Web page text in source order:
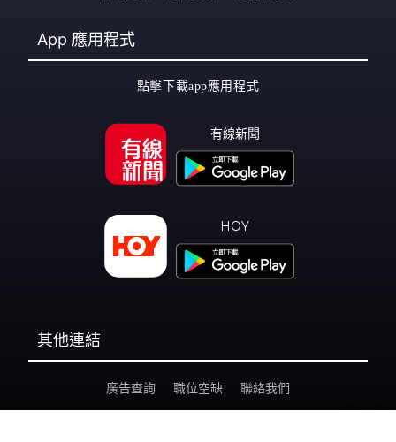
App 應用程式
點擊下載app應用程式
有線新聞
HOY
其他連結
廣告查詢 職位空缺 聯絡我們